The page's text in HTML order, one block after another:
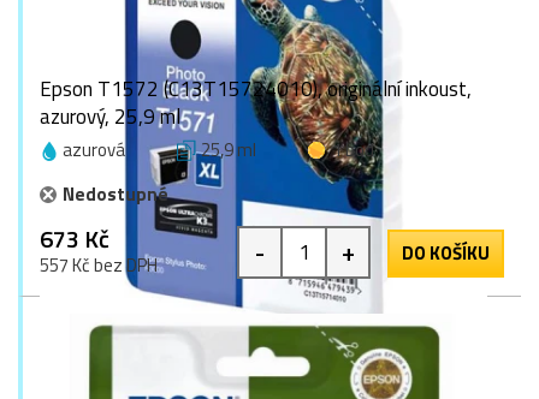
Epson T1572 (C13T15724010), originální inkoust,
azurový, 25,9 ml
azurová 25,9 ml
1 bod
Nedostupné
673 Kč
557 Kč bez DPH - + DO KOŠÍKU